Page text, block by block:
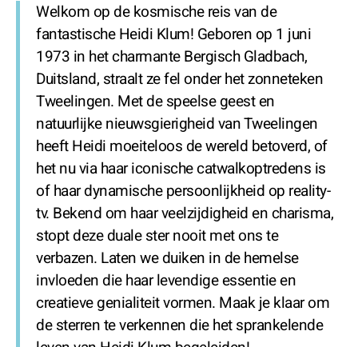
Welkom op de kosmische reis van de
fantastische Heidi Klum! Geboren op 1 juni
1973 in het charmante Bergisch Gladbach,
Duitsland, straalt ze fel onder het zonneteken
Tweelingen. Met de speelse geest en
natuurlijke nieuwsgierigheid van Tweelingen
heeft Heidi moeiteloos de wereld betoverd, of
het nu via haar iconische catwalkoptredens is
of haar dynamische persoonlijkheid op reality-
tv. Bekend om haar veelzijdigheid en charisma,
stopt deze duale ster nooit met ons te
verbazen. Laten we duiken in de hemelse
invloeden die haar levendige essentie en
creatieve genialiteit vormen. Maak je klaar om
de sterren te verkennen die het sprankelende